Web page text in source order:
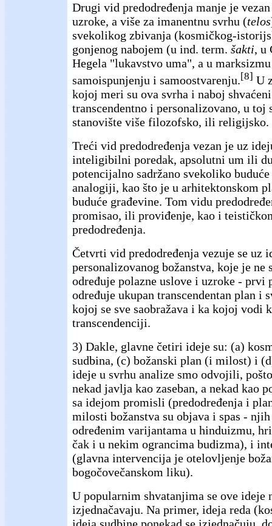
Drugi vid predodređenja manje je
uzroke, a više za imanentnu svrhu (telos
svekolikog zbivanja (kosmičkog-
gonjenog nabojem (u ind. term. šakti, u
Hegela "lukavstvo uma", a u
samoispunjenju i samoostvarenju.[8] U
kojoj meri su ova svrha i naboj
transcendentno i personalizovano, u toj
stanovište više filozofsko, ili religijsko.
Treći vid predodređenja vezan je uz
inteligibilni poredak, apsolutni um ili
potencijalno sadržano svekoliko buduće
analogiji, kao što je u arhitektonskom
buduće građevine. Tom vidu
promisao, ili proviđenje, kao i
predodređenja.
Četvrti vid predodređenja vezuje se uz
personalizovanog božanstva, koje je ne
određuje polazne uslove i uzroke - prvi
određuje ukupan transcendentan plan i
kojoj se sve saobražava i ka kojoj vodi
transcendenciji.
3) Dakle, glavne četiri ideje su: (a)
sudbina, (c) božanski plan (i milost) i
ideje u svrhu analize smo odvojili,
nekad javlja kao zaseban, a nekad kao
sa idejom promisli (predodređenja i
milosti božanstva su objava i spas -
određenim varijantama u hinduizmu,
čak i u nekim ograncima budizma), i
(glavna intervencija je otelovljenje
bogočovečanskom liku).
U popularnim shvatanjima se ove ideje
izjednačavaju. Na primer, ideja reda